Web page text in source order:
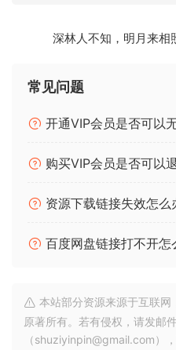
Content Update Kit Groove
Alternative Essentials
深林人不知，明月来
常见问题
开通VIP会员是否可以
购买VIP会员是否可以
资源下载链接失效怎么
百度网盘链接打不开怎
本站部分资源来源于互联
原著所有。若有侵权，请发邮件
（shuziyinpin@gmail.com）